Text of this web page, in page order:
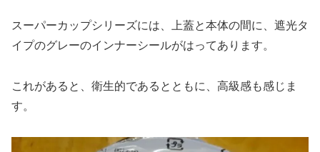
スーパーカップシリーズには、上蓋と本体の間に、遮光タ
イプのグレーのインナーシールがはってあります。
これがあると、衛生的であるとともに、高級感も感じま
す。